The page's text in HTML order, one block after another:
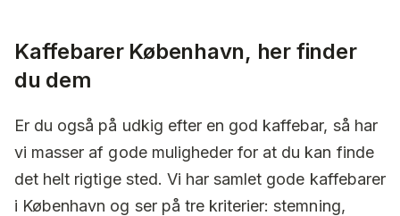
Kaffebarer København, her finder
du dem
Er du også på udkig efter en god kaffebar, så har
vi masser af gode muligheder for at du kan finde
det helt rigtige sted. Vi har samlet gode kaffebarer
i København og ser på tre kriterier: stemning,